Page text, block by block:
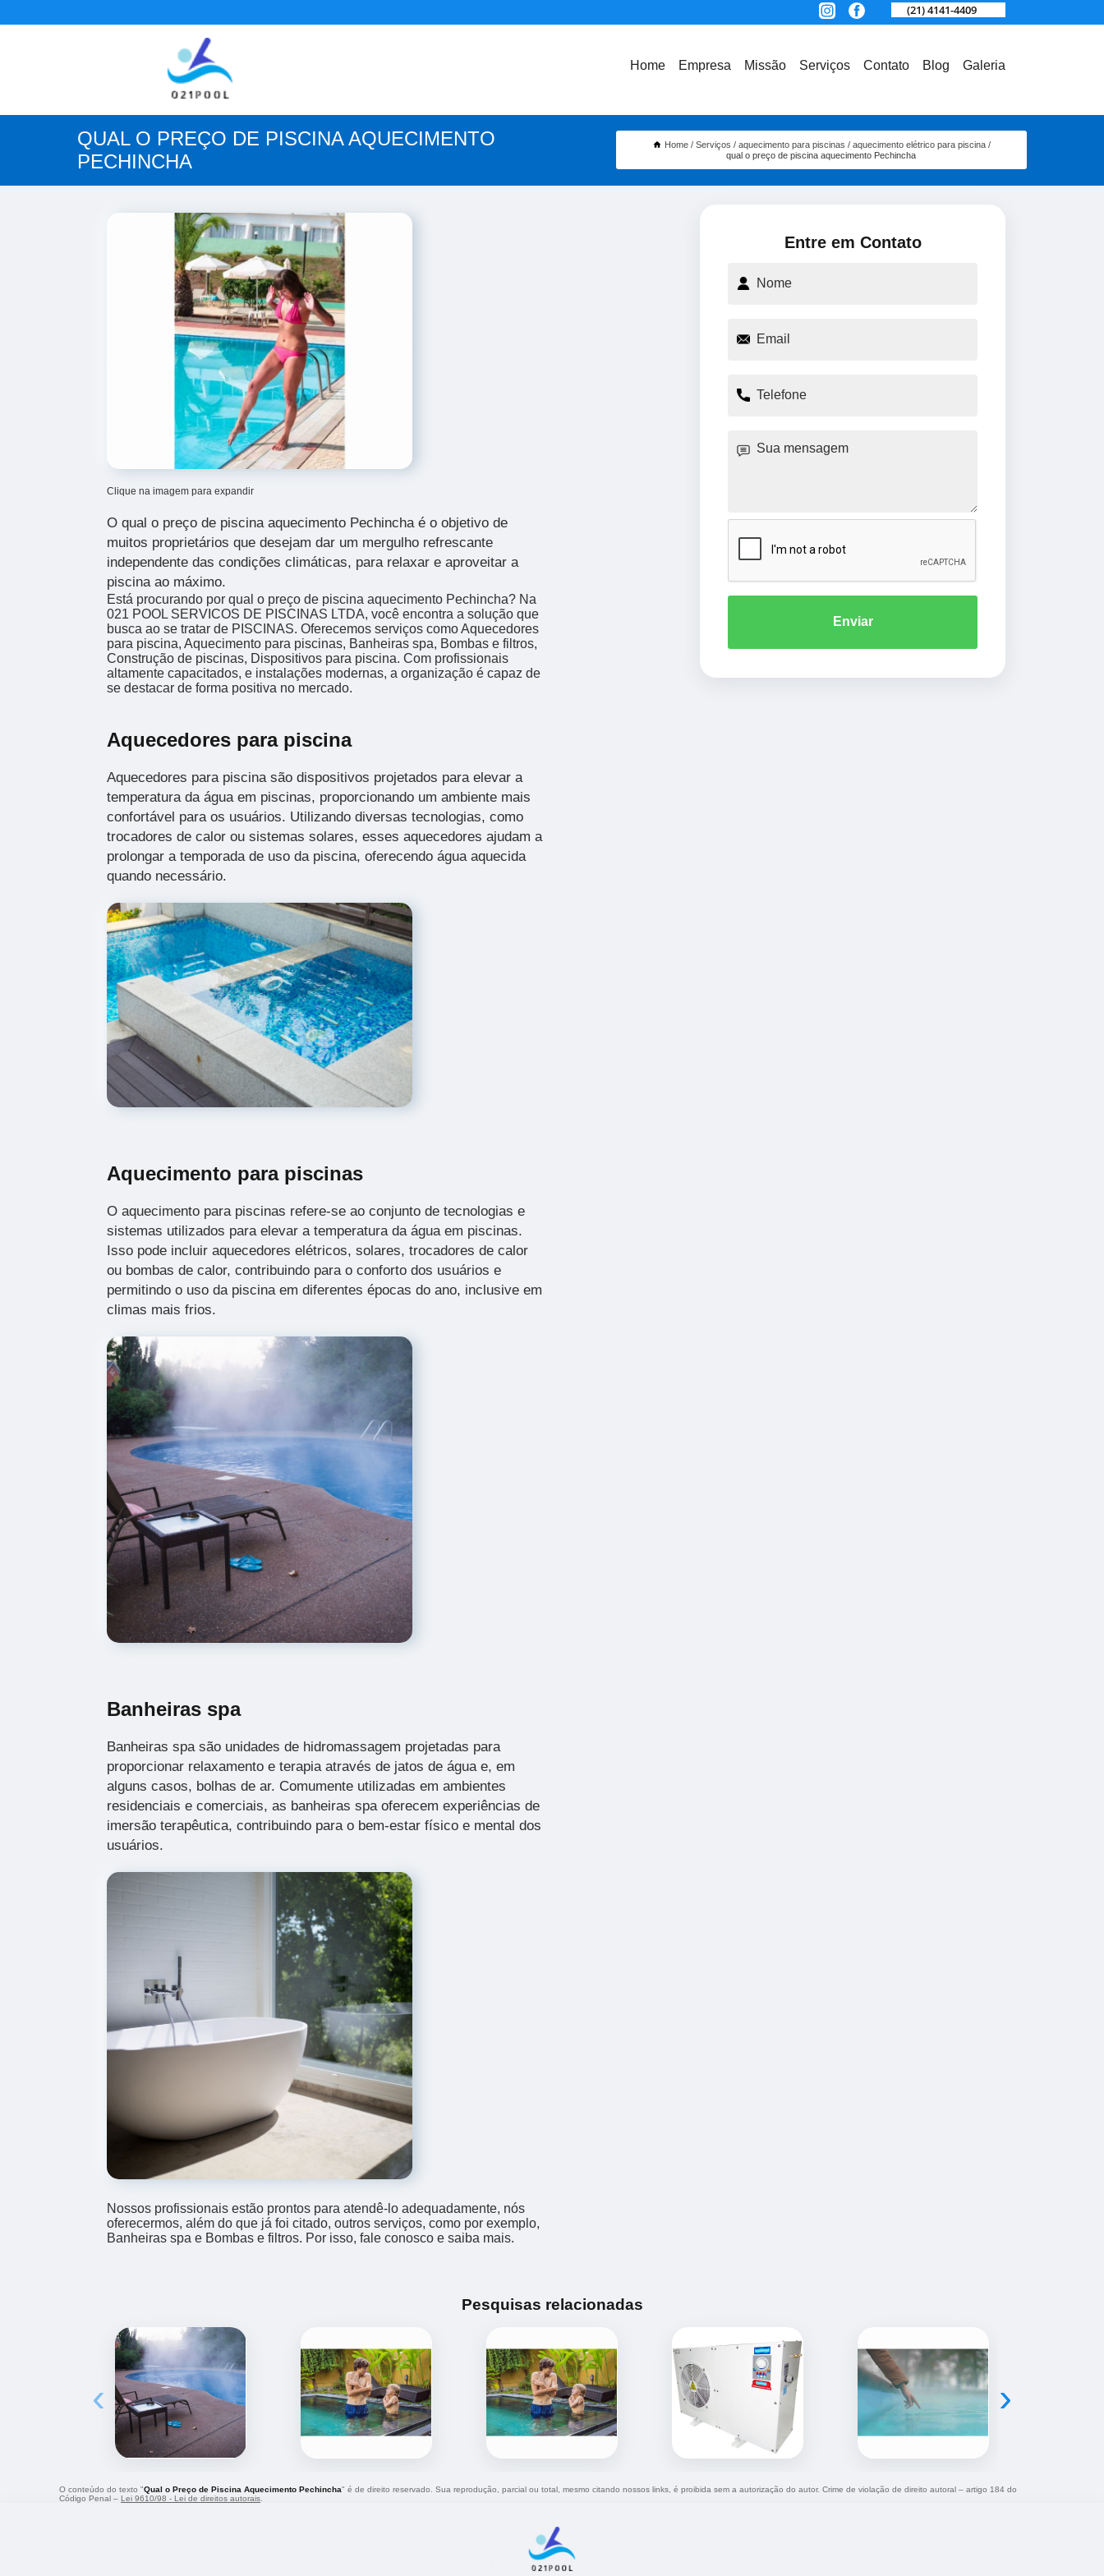
(21) 4141-4409
Home Empresa Missão Serviços Contato Blog Galeria
QUAL O PREÇO DE PISCINA AQUECIMENTO
PECHINCHA
Home Serviços aquecimento para piscinas
aquecimento elétrico para piscina
qual o preço de piscina aquecimento Pechincha
Clique na imagem para expandir
O qual o preço de piscina aquecimento Pechincha é o objetivo de
muitos proprietários que desejam dar um mergulho refrescante
independente das condições climáticas, para relaxar e aproveitar a
piscina ao máximo.
Está procurando por qual o preço de piscina aquecimento Pechincha? Na
021 POOL SERVICOS DE PISCINAS LTDA, você encontra a solução que
busca ao se tratar de PISCINAS. Oferecemos serviços como Aquecedores
para piscina, Aquecimento para piscinas, Banheiras spa, Bombas e filtros,
Construção de piscinas, Dispositivos para piscina. Com profissionais
altamente capacitados, e instalações modernas, a organização é capaz de
se destacar de forma positiva no mercado.
Aquecedores para piscina
Aquecedores para piscina são dispositivos projetados para elevar a
temperatura da água em piscinas, proporcionando um ambiente mais
confortável para os usuários. Utilizando diversas tecnologias, como
trocadores de calor ou sistemas solares, esses aquecedores ajudam a
prolongar a temporada de uso da piscina, oferecendo água aquecida
quando necessário.
Aquecimento para piscinas
O aquecimento para piscinas refere-se ao conjunto de tecnologias e
sistemas utilizados para elevar a temperatura da água em piscinas.
Isso pode incluir aquecedores elétricos, solares, trocadores de calor
ou bombas de calor, contribuindo para o conforto dos usuários e
permitindo o uso da piscina em diferentes épocas do ano, inclusive em
climas mais frios.
Banheiras spa
Banheiras spa são unidades de hidromassagem projetadas para
proporcionar relaxamento e terapia através de jatos de água e, em
alguns casos, bolhas de ar. Comumente utilizadas em ambientes
residenciais e comerciais, as banheiras spa oferecem experiências de
imersão terapêutica, contribuindo para o bem-estar físico e mental dos
usuários.
Nossos profissionais estão prontos para atendê-lo adequadamente, nós
oferecermos, além do que já foi citado, outros serviços, como por exemplo,
Banheiras spa e Bombas e filtros. Por isso, fale conosco e saiba mais.
Entre em Contato
Enviar
Pesquisas relacionadas
‹ ›
O conteúdo do texto "Qual o Preço de Piscina Aquecimento Pechincha" é de direito reservado. Sua reprodução, parcial ou total, mesmo citando nossos links, é proibida sem a autorização do autor. Crime de violação de direito autoral – artigo 184 do
Código Penal – Lei 9610/98 - Lei de direitos autorais.